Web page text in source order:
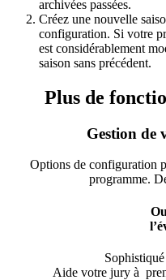
archivées passées.
Créez une nouvelle
configuration. Si votre
est considérablement
saison sans précédent.
Plus de
Gestion de
Options de configuration
programme.
Aide votre jury à